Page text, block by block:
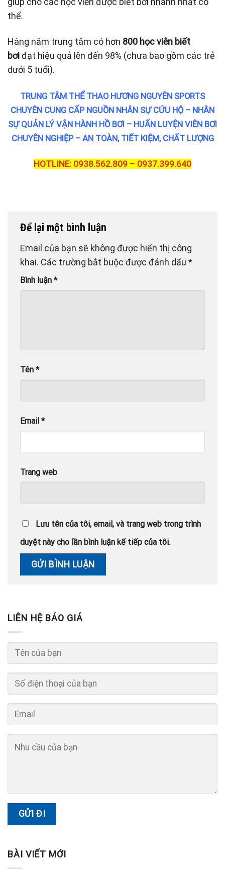
thể.
Hàng năm trung tâm có hơn 800 học viên biết
bơiđạt hiệu quả lên đến 98% (chưa bao gồm các trẻ
dưới 5 tuổi).
TRUNG TÂM THỂ THAO HƯƠNG NGUYÊN SPORTS
CHUYÊN CUNG CẤP NGUỒN NHÂN SỰ CỨU HỘ – NHÂN
SỰ QUẢN LÝ VẬN HÀNH HỒ BƠI – HUẤN LUYỆN VIÊN BƠI
CHUYÊN NGHIỆP – AN TOÀN, TIẾT KIỆM, CHẤT LƯỢNG
HOTLINE: 0938.562.809 – 0937.399.640
Để lại một bình luận
Email của bạn sẽ không được hiển thị công
khai. Các trường bắt buộc được đánh dấu *
Bình luận *
Tên *
Email *
Trang web
Lưu tên của tôi, email, và trang web trong trình
duyệt này cho lần bình luận kế tiếp của tôi.
LIÊN HỆ BÁO GIÁ
BÀI VIẾT MỚI